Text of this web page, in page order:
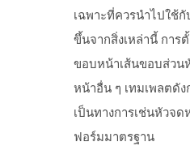
เฉพาะที่ควรนำไปใช้
ขึ้นจากสิ่งเหล่านี้ การ
ขอบหน้าเส้นขอบส่วน
หน้าอื่น ๆ เทมเพลตดัง
เป็นทางการเช่นหัวจ
ฟอร์มมาตรฐาน